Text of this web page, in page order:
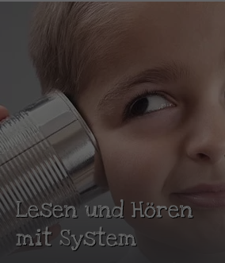
Lesen und Hören
mit System